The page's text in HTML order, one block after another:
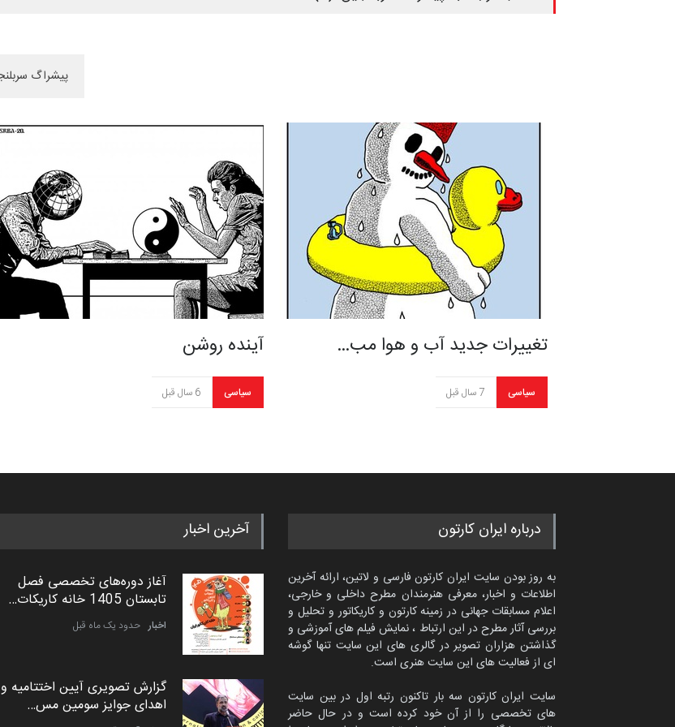
آینده روشن
سیاسی 6 سال قبل
تغییرات جدید آب و هوا مب…
سیاسی 7 سال قبل
درباره ایران کارتون
به روز بودن سایت ایران کارتون فارسی و لاتین، ارائه آخرین
اطلاعات و اخبار، معرفی هنرمندان مطرح داخلی و خارجی،
اعلام مسابقات جهانی در زمینه کارتون و کاریکاتور و تحلیل و
بررسی آثار مطرح در این ارتباط ، نمایش فیلم های آموزشی و
گذاشتن هزاران تصویر در گالری های این سایت تنها گوشه
ای از فعالیت های این سایت هنری است.
سایت ایران کارتون سه بار تاکنون رتبه اول در بین سایت
های تخصصی را از آن خود کرده است و در حال حاضر
آخرین اخبار
آغاز دوره‌های تخصصی فصل
تابستان 1405 خانه کاریکات…
اخبار حدود یک ماه قبل
گزارش تصویری آیین اختتامیه و
اهدای جوایز سومین مس…